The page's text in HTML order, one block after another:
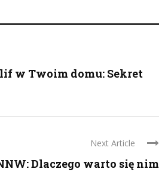
w Twoim domu: Sekret
Next Article
Dlaczego warto się nim